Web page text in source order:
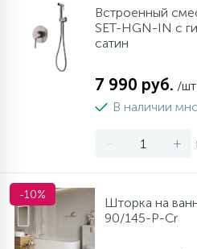
Встроенный
SET-HGN-IN с
сатин
7 990 руб. /шт
В наличии
- +
-10%
Шторка на
90/145-P-Cr